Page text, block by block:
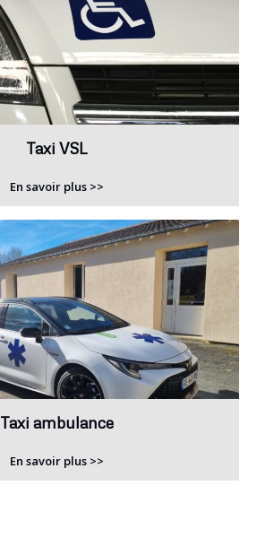
Taxi VSL
En savoir plus >>
Taxi ambulance
En savoir plus >>